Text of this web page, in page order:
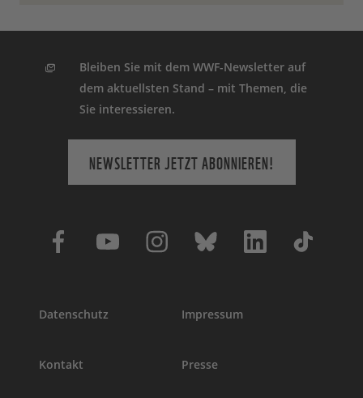
Bleiben Sie mit dem WWF-Newsletter auf
dem aktuellsten Stand – mit Themen, die
Sie interessieren.
NEWSLETTER JETZT ABONNIEREN!
Datenschutz Impressum
Kontakt Presse